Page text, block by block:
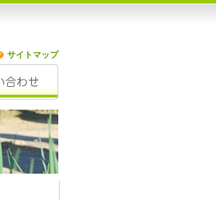
サイトマップ